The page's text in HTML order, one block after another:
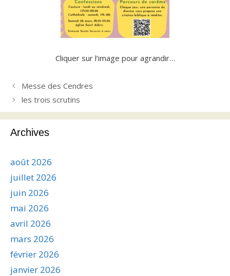
Cliquer sur l’image pour agrandir…
Messe des Cendres
les trois scrutins
Archives
août 2026
juillet 2026
juin 2026
mai 2026
avril 2026
mars 2026
février 2026
janvier 2026